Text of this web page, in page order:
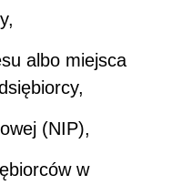
albo miejsca
(NIP),
w